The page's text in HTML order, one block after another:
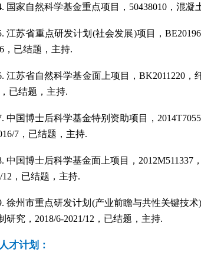
国家自然科学基金重点项目， 50438010，混凝
江苏省重点研发计划 (社会发展)项目，
，已结题，主持.
江苏省自然科学基金面上项目，BK2011220 ，
已结题，主持.
中国博士后科学基金特别资助项目，
7，已结题，主持.
中国博士后科学基金面上项目， 2012M511337
12 ，已结题，主持.
徐州市重点研发计划 (产业前瞻与共性关键技术)
研究， 2018/6-2021/12 ，已结题，主持.
人才计划：